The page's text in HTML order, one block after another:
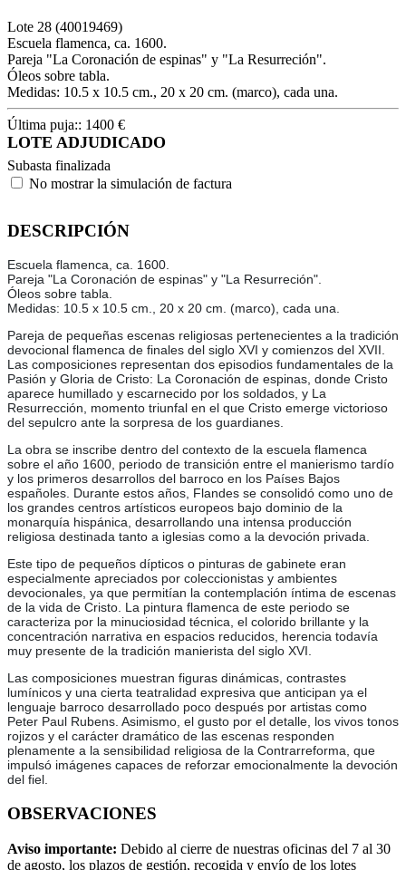
Lote 28 (40019469)
Escuela flamenca, ca. 1600.
Pareja "La Coronación de espinas" y "La Resurreción".
Óleos sobre tabla.
Medidas: 10.5 x 10.5 cm., 20 x 20 cm. (marco), cada una.
Última puja:: 1400 €
LOTE ADJUDICADO
Subasta finalizada
No mostrar la simulación de factura
DESCRIPCIÓN
Escuela flamenca, ca. 1600.
Pareja "La Coronación de espinas" y "La Resurreción".
Óleos sobre tabla.
Medidas: 10.5 x 10.5 cm., 20 x 20 cm. (marco), cada una.
Pareja de pequeñas escenas religiosas pertenecientes a la tradición
devocional flamenca de finales del siglo XVI y comienzos del XVII.
Las composiciones representan dos episodios fundamentales de la
Pasión y Gloria de Cristo: La Coronación de espinas, donde Cristo
aparece humillado y escarnecido por los soldados, y La
Resurrección, momento triunfal en el que Cristo emerge victorioso
del sepulcro ante la sorpresa de los guardianes.
La obra se inscribe dentro del contexto de la escuela flamenca
sobre el año 1600, periodo de transición entre el manierismo tardío
y los primeros desarrollos del barroco en los Países Bajos
españoles. Durante estos años, Flandes se consolidó como uno de
los grandes centros artísticos europeos bajo dominio de la
monarquía hispánica, desarrollando una intensa producción
religiosa destinada tanto a iglesias como a la devoción privada.
Este tipo de pequeños dípticos o pinturas de gabinete eran
especialmente apreciados por coleccionistas y ambientes
devocionales, ya que permitían la contemplación íntima de escenas
de la vida de Cristo. La pintura flamenca de este periodo se
caracteriza por la minuciosidad técnica, el colorido brillante y la
concentración narrativa en espacios reducidos, herencia todavía
muy presente de la tradición manierista del siglo XVI.
Las composiciones muestran figuras dinámicas, contrastes
lumínicos y una cierta teatralidad expresiva que anticipan ya el
lenguaje barroco desarrollado poco después por artistas como
Peter Paul Rubens. Asimismo, el gusto por el detalle, los vivos tonos
rojizos y el carácter dramático de las escenas responden
plenamente a la sensibilidad religiosa de la Contrarreforma, que
impulsó imágenes capaces de reforzar emocionalmente la devoción
del fiel.
OBSERVACIONES
Aviso importante: Debido al cierre de nuestras oficinas del 7 al 30
de agosto, los plazos de gestión, recogida y envío de los lotes